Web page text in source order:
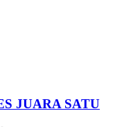
JUARA SATU